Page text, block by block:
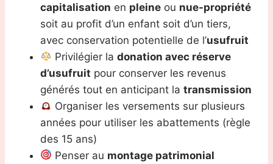
capitalisation en pleine ou nue-propriété
soit au profit d’un enfant soit d’un tiers,
avec conservation potentielle de l’usufruit
Privilégier ladonation avec réserve
d’usufruit pour conserver les revenus
générés tout en anticipant la transmission
Organiser les versements sur plusieurs
années pour utiliser les abattements (règle
des 15 ans)
Penser au montage patrimonial